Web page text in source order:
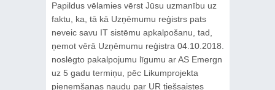
Papildus vēlamies vērst Jūsu uzmanību uz
faktu, ka, tā kā Uzņēmumu reģistrs pats
neveic savu IT sistēmu apkalpošanu, tad,
ņemot vērā Uzņēmumu reģistra 04.10.2018.
noslēgto pakalpojumu līgumu ar AS Emergn
uz 5 gadu termiņu, pēc Likumprojekta
pieņemšanas naudu par UR tiešsaistes